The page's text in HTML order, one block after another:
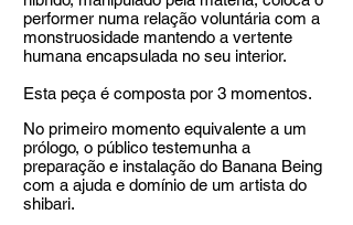
performer numa relação voluntária com a
monstruosidade mantendo a vertente
humana encapsulada no seu interior.
Esta peça é composta por 3 momentos.
No primeiro momento equivalente a um
prólogo, o público testemunha a
preparação e instalação do Banana Being
com a ajuda e domínio de um artista do
shibari.